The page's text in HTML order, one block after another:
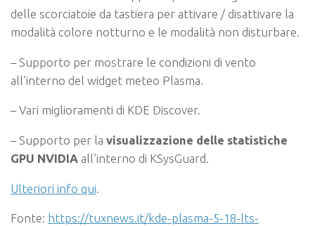
delle scorciatoie da tastiera per attivare / disattivare la
modalità colore notturno e le modalità non disturbare.
– Supporto per mostrare le condizioni di vento
all’interno del widget meteo Plasma.
– Vari miglioramenti di KDE Discover.
– Supporto per la visualizzazione delle statistiche
GPU NVIDIA all’interno di KSysGuard.
Ulteriori info qui
Fonte: https://tuxnews.it/kde-plasma-5-18-lts-